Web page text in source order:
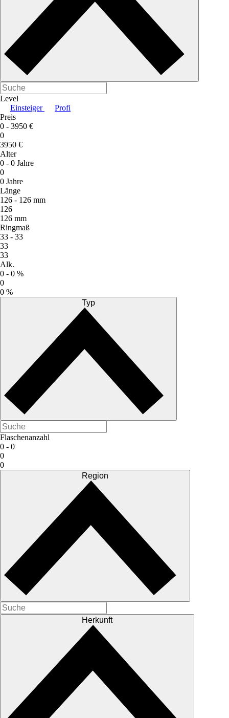
Level
Einsteiger
Profi
Preis
0 - 3950 €
0
3950 €
Alter
0 - 0 Jahre
0
0 Jahre
Länge
126 - 126 mm
126
126 mm
Ringmaß
33 - 33
33
33
Alk.
0 - 0 %
0
0 %
Typ
Flaschenanzahl
0 - 0
0
0
Region
Herkunft